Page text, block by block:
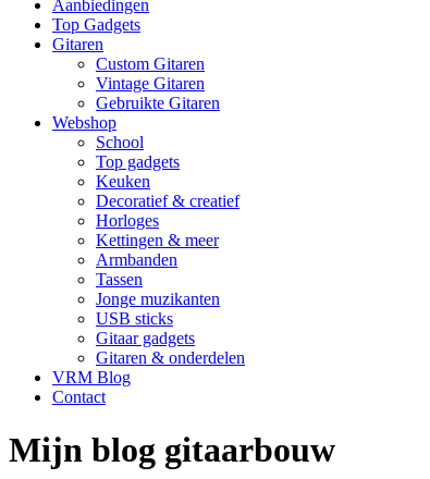
Aanbiedingen
Top Gadgets
Gitaren
Custom Gitaren
Vintage Gitaren
Gebruikte Gitaren
Webshop
School
Top gadgets
Keuken
Decoratief & creatief
Horloges
Kettingen & meer
Armbanden
Tassen
Jonge muzikanten
USB sticks
Gitaar gadgets
Gitaren & onderdelen
VRM Blog
Contact
Mijn blog gitaarbouw